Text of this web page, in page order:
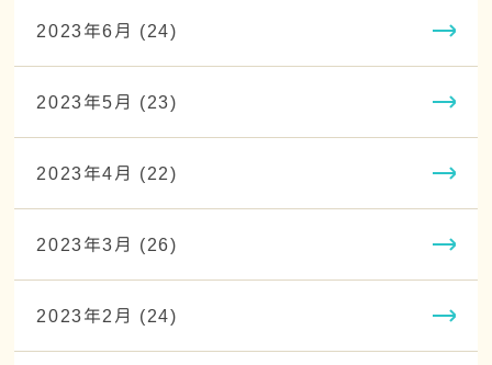
2023年6月 (24)
2023年5月 (23)
2023年4月 (22)
2023年3月 (26)
2023年2月 (24)